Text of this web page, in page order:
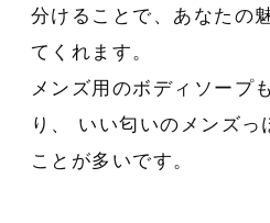
分けることで、あなたの
てくれます。
メンズ用のボディソープ
り、 いい匂いのメンズっ
ことが多いです。